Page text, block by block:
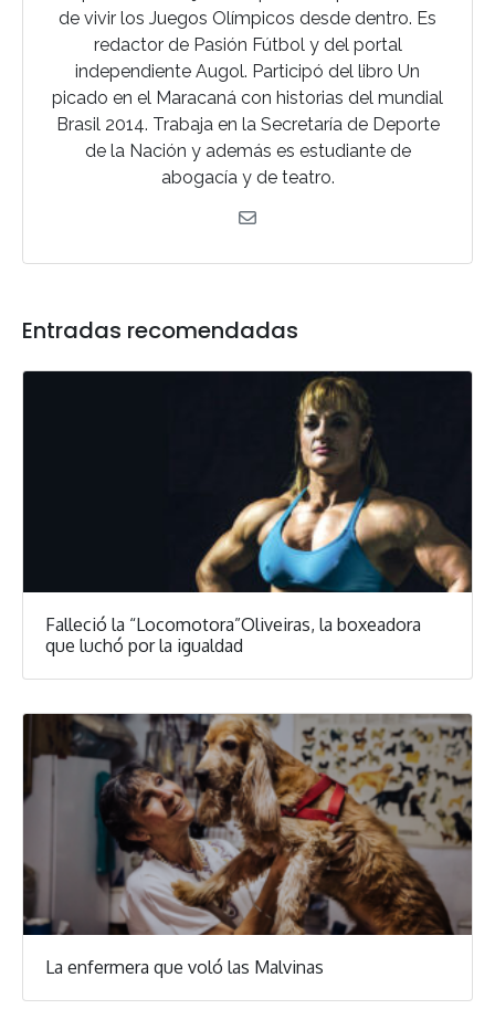
de vivir los Juegos Olímpicos desde dentro. Es
redactor de Pasión Fútbol y del portal
independiente Augol. Participó del libro Un
picado en el Maracaná con historias del mundial
Brasil 2014. Trabaja en la Secretaría de Deporte
de la Nación y además es estudiante de
abogacía y de teatro.
Entradas recomendadas
Falleció la “Locomotora”Oliveiras, la boxeadora
que luchó por la igualdad
La enfermera que voló las Malvinas